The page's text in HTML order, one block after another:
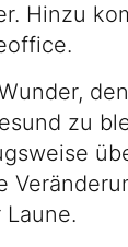
Hinzu
zu
Laune.